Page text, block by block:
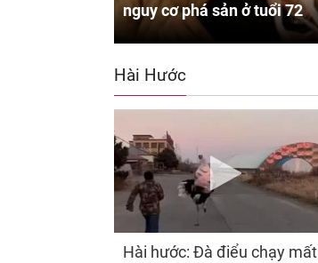
nguy cơ phá sản ở tuổi 72
Hài Hước
Hài hước: Đà điểu chạy mất